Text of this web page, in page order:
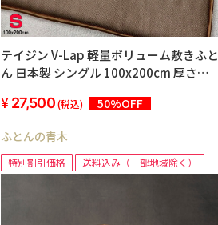
テイジン V-Lap 軽量ボリューム敷きふと
ん 日本製 シングル 100x200cm 厚さ約
性・通気性に優れる 寝返りしやすい 安
フロアでも1枚でOK 約3.1kg 持ち運びし
やすい【北海道・沖縄・離島送料別途】
27,500(税込) 50%OFF
ふとんの青木
特別割引価格 送料込み（一部地域除く）